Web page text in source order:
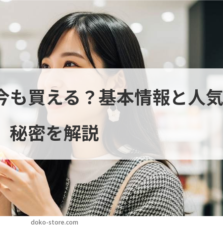
doko-store.com
も買える？基本情報と人
秘密を解説